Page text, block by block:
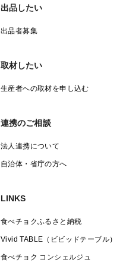
出品したい
出品者募集
取材したい
生産者への取材を申し込む
連携のご相談
法人連携について
自治体・省庁の方へ
LINKS
食べチョクふるさと納税
Vivid TABLE（ビビッドテーブル）
食べチョク コンシェルジュ